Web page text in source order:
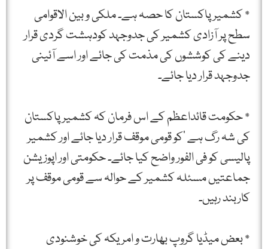
* کشمیر پاکستان کا حصہ ہے۔ ملکی و بین الاقوامی
سطح پر آزادی کشمیر کی جدوجہد کودہشت گردی قرار
دینے کی کوششوں کی مذمت کی جائے اور اسے آئینی
جدوجہد قرار دیا جائے۔
* حکومت قائداعظم کے اس فرمان کہ کشمیرپاکستان
کی شہ رگ ہے ‘کو قومی موقف قرار دیا جائے اور کشمیر
پالیسی کو فی الفور واضح کیا جائے۔ حکومتی اور اپوزیشن
جماعتیں مسئلہ کشمیر کے حوالہ سے قومی موقف پر
کاربند رہیں۔
* بعض میڈیا گروپ بھارت و امریکہ کی خوشنودی